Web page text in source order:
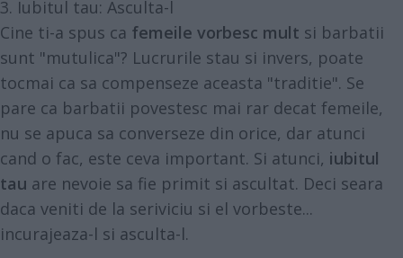
3. Iubitul tau: Asculta-l
Cine ti-a spus ca femeile vorbesc mult si barbatii
sunt "mutulica"? Lucrurile stau si invers, poate
tocmai ca sa compenseze aceasta "traditie". Se
pare ca barbatii povestesc mai rar decat femeile,
nu se apuca sa converseze din orice, dar atunci
cand o fac, este ceva important. Si atunci, iubitul
tau are nevoie sa fie primit si ascultat. Deci seara
daca veniti de la seriviciu si el vorbeste...
incurajeaza-l si asculta-l.